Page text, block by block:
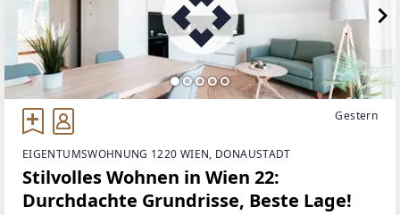
Gestern
EIGENTUMSWOHNUNG 1220 WIEN, DONAUSTADT
Stilvolles Wohnen in Wien 22:
Durchdachte Grundrisse, Beste Lage!